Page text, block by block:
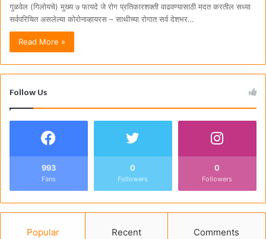
गुळवेल (गिलोयचे) मुख्य ७ फायदे जे रोग प्रतिकारशक्ती वाढवण्यासाठी मदत करतील सध्या
सर्वपरिचित असलेल्या कोरोनाव्हायरस – साथीच्या रोगात सर्व देशभर…
Read More »
Follow Us
993
Fans
0
Followers
0
Followers
Popular Recent Comments